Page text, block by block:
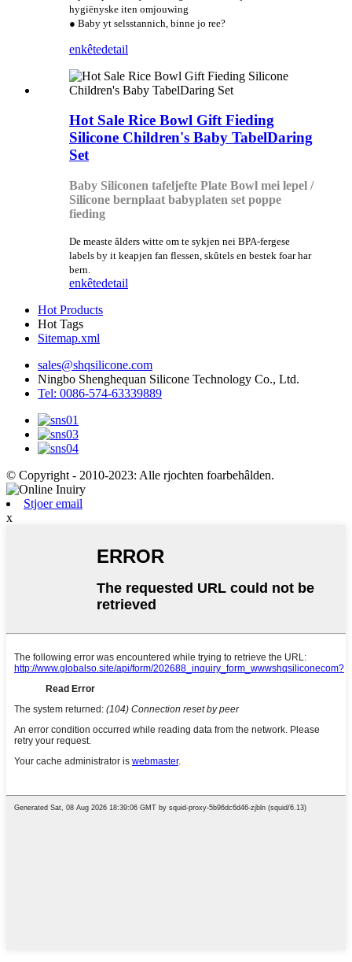
hygiënyske iten omjouwing
● Baby yt selsstannich, binne jo ree?
enkêtedetail
Hot Sale Rice Bowl Gift Fieding
Silicone Children's Baby TabelDaring
Set
Baby Siliconen tafeljefte Plate Bowl mei lepel /
Silicone bernplaat babyplaten set poppe
fieding
De measte âlders witte om te sykjen nei BPA-fergese
labels by it keapjen fan flessen, skûtels en bestek foar har
bern.
enkêtedetail
Hot Products
Hot Tags
Sitemap.xml
sales@shqsilicone.com
Ningbo Shenghequan Silicone Technology Co., Ltd.
Tel: 0086-574-63339889
© Copyright - 2010-2023: Alle rjochten foarbehâlden.
Stjoer email
x